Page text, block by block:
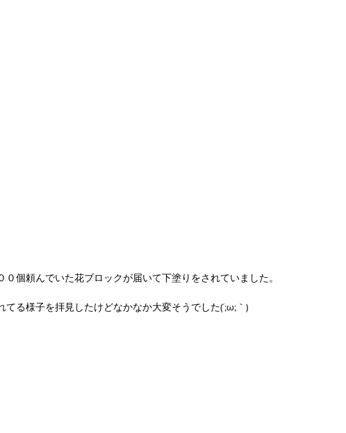
０個頼んでいた花ブロックが届いて下塗りをされていました。
てる様子を拝見したけどなかなか大変そうでした(´;ω;｀)